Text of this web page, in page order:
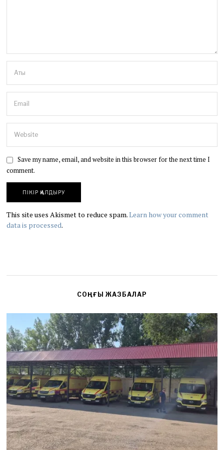
Save my name, email, and website in this browser for the next time I
comment.
This site uses Akismet to reduce spam.Learn how your comment
data is processed.
СОҢҒЫ ЖАЗБАЛАР